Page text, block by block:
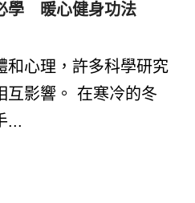
學 暖心健身功法
和心理，許多科學研究
互影響。 在寒冷的冬
...